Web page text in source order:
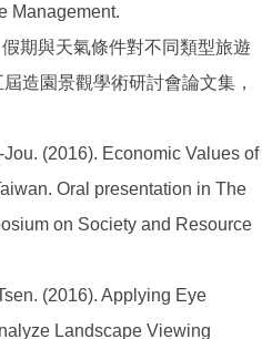
Management.
期與天氣條件對不同類型旅遊
造園景觀學術研討會論文集，
(2016). Economic Values of
Oral presentation in The
on Society and Resource
(2016). Applying Eye
Landscape Viewing